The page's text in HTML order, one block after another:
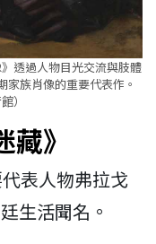
透過人物目光交流與肢體
族肖像的重要代表作。
）
》
表人物弗拉戈
生活聞名。